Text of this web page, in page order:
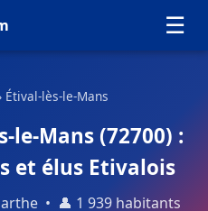
☰
Étival-lès-le-Mans
le-Mans (72700) :
et élus Etivalois
• 👤 1 939 habitants